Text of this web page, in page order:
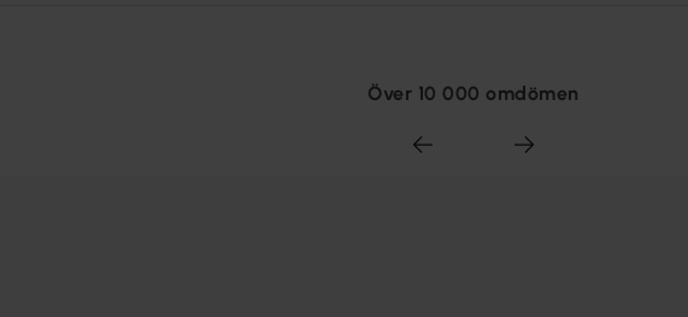
Över 10 000 omdömen